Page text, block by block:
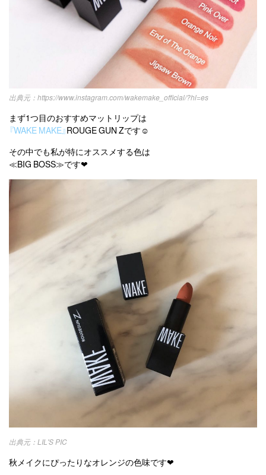
https://www.instagram.com/wakemake_official/?hl=es
まず1つ目のおすすめマットリップは
『WAKE MAKE』ROUGE GUN Zです☺︎
その中でも私が特にオススメする色は
≪BIG BOSS≫です❤︎
LIL'S PIC
秋メイクにぴったりなオレンジの色味です❤︎